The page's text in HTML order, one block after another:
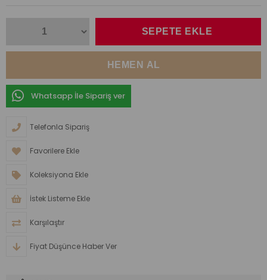
Whatsapp İle Sipariş ver
Telefonla Sipariş
Favorilere Ekle
Koleksiyona Ekle
İstek Listeme Ekle
Karşılaştır
Fiyat Düşünce Haber Ver